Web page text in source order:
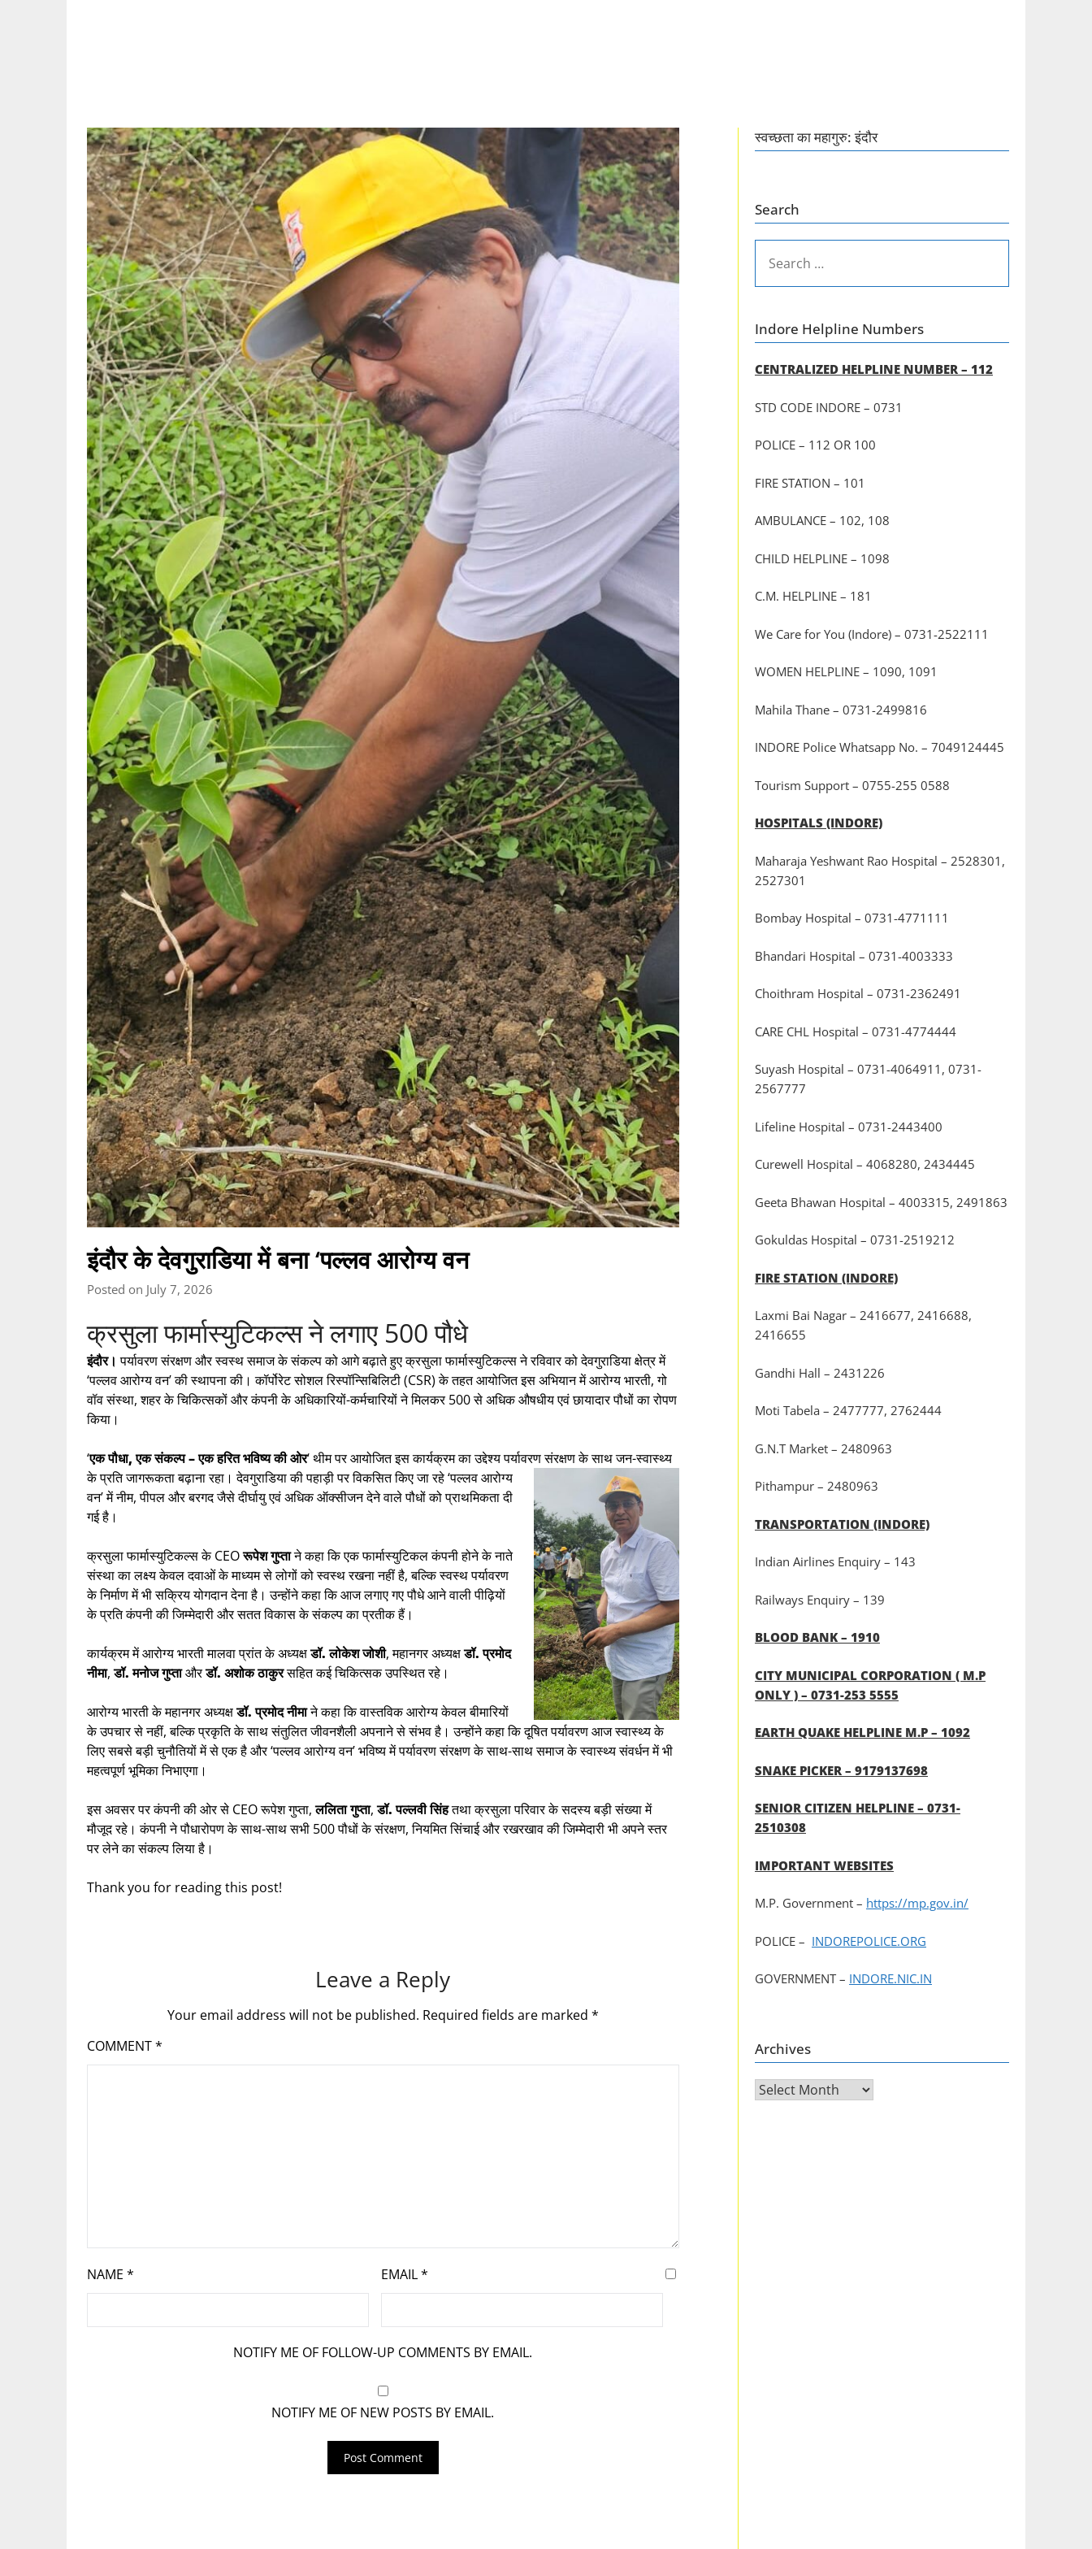
इंदौर के देवगुराडिया में बना ‘पल्लव आरोग्य वन
Posted on July 7, 2026
क्रसुला फार्मास्युटिकल्स ने लगाए 500 पौधे
इंदौर। पर्यावरण संरक्षण और स्वस्थ समाज के संकल्प को आगे बढ़ाते हुए क्रसुला फार्मास्युटिकल्स ने रविवार को देवगुराडिया क्षेत्र में
‘पल्लव आरोग्य वन’ की स्थापना की। कॉर्पोरेट सोशल रिस्पॉन्सिबिलिटी (CSR) के तहत आयोजित इस अभियान में आरोग्य भारती, गो
वॉव संस्था, शहर के चिकित्सकों और कंपनी के अधिकारियों-कर्मचारियों ने मिलकर 500 से अधिक औषधीय एवं छायादार पौधों का रोपण
किया।
‘एक पौधा, एक संकल्प – एक हरित भविष्य की ओर‘ थीम पर आयोजित इस कार्यक्रम का उद्देश्य पर्यावरण संरक्षण के साथ जन-स्वास्थ्य
के प्रति जागरूकता बढ़ाना रहा। देवगुराडिया की पहाड़ी पर विकसित किए जा रहे ‘पल्लव आरोग्य
वन’ में नीम, पीपल और बरगद जैसे दीर्घायु एवं अधिक ऑक्सीजन देने वाले पौधों को प्राथमिकता दी
गई है।
क्रसुला फार्मास्युटिकल्स के CEOरूपेश गुप्ताने कहा कि एक फार्मास्युटिकल कंपनी होने के नाते
संस्था का लक्ष्य केवल दवाओं के माध्यम से लोगों को स्वस्थ रखना नहीं है, बल्कि स्वस्थ पर्यावरण
के निर्माण में भी सक्रिय योगदान देना है। उन्होंने कहा कि आज लगाए गए पौधे आने वाली पीढ़ियों
के प्रति कंपनी की जिम्मेदारी और सतत विकास के संकल्प का प्रतीक हैं।
कार्यक्रम में आरोग्य भारती मालवा प्रांत के अध्यक्षडॉ. लोकेश जोशी, महानगर अध्यक्षडॉ. प्रमोद
नीमा,डॉ. मनोज गुप्ताऔरडॉ. अशोक ठाकुरसहित कई चिकित्सक उपस्थित रहे।
आरोग्य भारती के महानगर अध्यक्षडॉ. प्रमोद नीमाने कहा कि वास्तविक आरोग्य केवल बीमारियों
के उपचार से नहीं, बल्कि प्रकृति के साथ संतुलित जीवनशैली अपनाने से संभव है। उन्होंने कहा कि दूषित पर्यावरण आज स्वास्थ्य के
लिए सबसे बड़ी चुनौतियों में से एक है और ‘पल्लव आरोग्य वन’ भविष्य में पर्यावरण संरक्षण के साथ-साथ समाज के स्वास्थ्य संवर्धन में भी
महत्वपूर्ण भूमिका निभाएगा।
इस अवसर पर कंपनी की ओर से CEO रूपेश गुप्ता,ललिता गुप्ता,डॉ. पल्लवी सिंहतथा क्रसुला परिवार के सदस्य बड़ी संख्या में
मौजूद रहे। कंपनी ने पौधारोपण के साथ-साथ सभी 500 पौधों के संरक्षण, नियमित सिंचाई और रखरखाव की जिम्मेदारी भी अपने स्तर
पर लेने का संकल्प लिया है।
Thank you for reading this post!
Leave a Reply
Your email address will not be published. Required fields are marked *
COMMENT*
NAME * EMAIL*
NOTIFY ME OF FOLLOW-UP COMMENTS BY EMAIL.
NOTIFY ME OF NEW POSTS BY EMAIL.
स्वच्छता का महागुरु: इंदौर
Search
FOR:
Indore Helpline Numbers
CENTRALIZED HELPLINE NUMBER – 112
STD CODE INDORE – 0731
POLICE – 112 OR 100
FIRE STATION – 101
AMBULANCE – 102, 108
CHILD HELPLINE – 1098
C.M. HELPLINE – 181
We Care for You (Indore) – 0731-2522111
WOMEN HELPLINE – 1090, 1091
Mahila Thane – 0731-2499816
INDORE Police Whatsapp No. – 7049124445
Tourism Support – 0755-255 0588
HOSPITALS (INDORE)
Maharaja Yeshwant Rao Hospital – 2528301,
2527301
Bombay Hospital – 0731-4771111
Bhandari Hospital – 0731-4003333
Choithram Hospital – 0731-2362491
CARE CHL Hospital – 0731-4774444
Suyash Hospital – 0731-4064911, 0731-
2567777
Lifeline Hospital – 0731-2443400
Curewell Hospital – 4068280, 2434445
Geeta Bhawan Hospital – 4003315, 2491863
Gokuldas Hospital – 0731-2519212
FIRE STATION (INDORE)
Laxmi Bai Nagar – 2416677, 2416688,
2416655
Gandhi Hall – 2431226
Moti Tabela – 2477777, 2762444
G.N.T Market – 2480963
Pithampur – 2480963
TRANSPORTATION (INDORE)
Indian Airlines Enquiry – 143
Railways Enquiry – 139
BLOOD BANK – 1910
CITY MUNICIPAL CORPORATION ( M.P
ONLY ) – 0731-253 5555
EARTH QUAKE HELPLINE M.P – 1092
SNAKE PICKER – 9179137698
SENIOR CITIZEN HELPLINE – 0731-
2510308
IMPORTANT WEBSITES
M.P. Government – https://mp.gov.in/
POLICE – INDOREPOLICE.ORG
GOVERNMENT – INDORE.NIC.IN
Archives
Archives